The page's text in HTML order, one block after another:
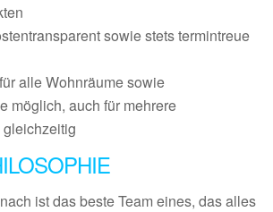
sowie stets termintreue
alle Wohnräume sowie
möglich, auch für mehrere
ist das beste Team eines, das alles